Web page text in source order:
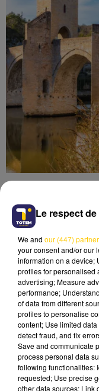
Lecture (4
8 juillet 2026 - 4
L'INFO DU
À 19H00
L'info du Lot à
Le respect
We and our (447)
your consent and/or our
information on a device;
profiles for personalised
advertising; Measure
performance;
of data from different
profiles to personalise
content; Use limited
detect fraud, and fix
Save and communicate
process personal data
following functionalities:
requested; Use precise
other data sources; Link